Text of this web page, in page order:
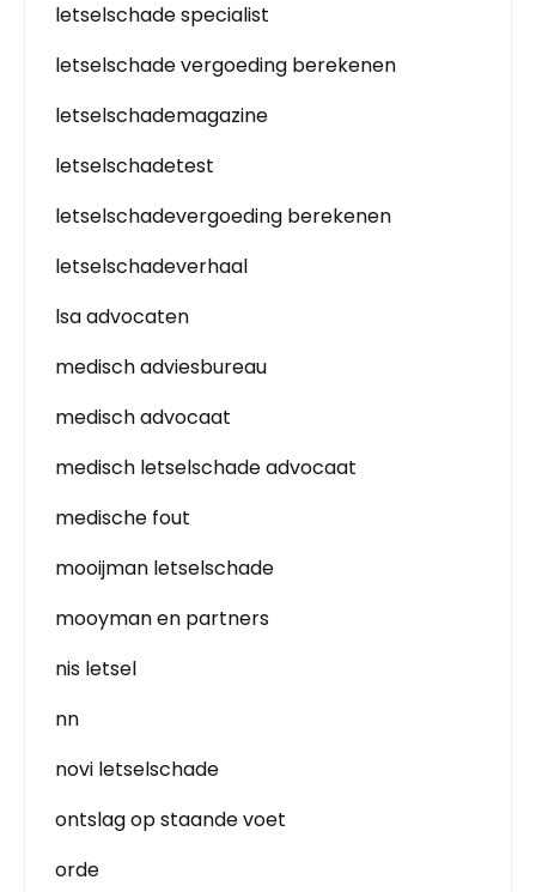
letselschade specialist
letselschade vergoeding berekenen
letselschademagazine
letselschadetest
letselschadevergoeding berekenen
letselschadeverhaal
lsa advocaten
medisch adviesbureau
medisch advocaat
medisch letselschade advocaat
medische fout
mooijman letselschade
mooyman en partners
nis letsel
nn
novi letselschade
ontslag op staande voet
orde